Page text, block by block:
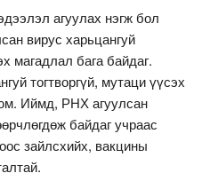
агуулах нэгж бол
вирус харьцангуй
магадлал бага байдаг.
тогтворгүй, мутаци үүсэх
Иймд, РНХ агуулсан
байдаг учраас
зайлсхийх, вакцины